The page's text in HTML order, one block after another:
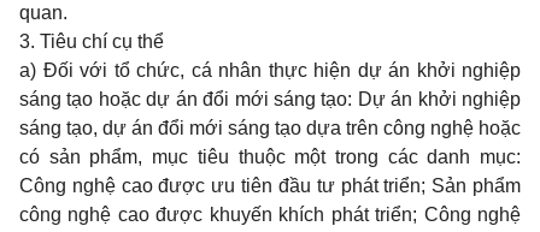
quan.
3. Tiêu chí cụ thể
a) Đối với tổ chức, cá nhân thực hiện dự án khởi nghiệp
sáng tạo hoặc dự án đổi mới sáng tạo: Dự án khởi nghiệp
sáng tạo, dự án đổi mới sáng tạo dựa trên công nghệ hoặc
có sản phẩm, mục tiêu thuộc một trong các danh mục:
Công nghệ cao được ưu tiên đầu tư phát triển; Sản phẩm
công nghệ cao được khuyến khích phát triển; Công nghệ